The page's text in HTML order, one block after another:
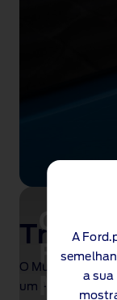
A
a sua
Crie e
Ford
O Mustang
um Plano de